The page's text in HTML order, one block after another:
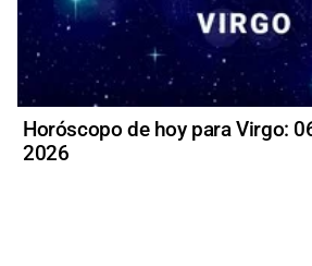
Horóscopo de hoy para Virgo:
2026